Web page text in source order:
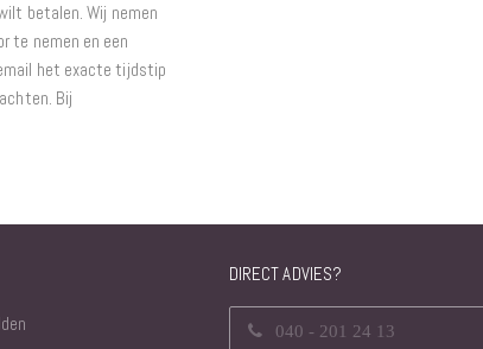
betalen. Wij nemen
te nemen en een
het exacte tijdstip
Bij
DIRECT ADVIES?
040 - 201 24 13